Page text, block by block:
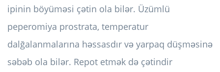
ipinin böyüməsi çətin ola bilər. Üzümlü
peperomiya prostrata, temperatur
dalğalanmalarına həssasdır və yarpaq düşməsinə
səbəb ola bilər. Repot etmək də çətindir